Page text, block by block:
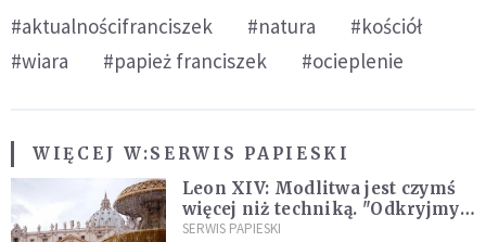
#aktualnościfranciszek #natura
#kościół
#wiara
#papież franciszek #ocieplenie
WIĘCEJ W:SERWIS PAPIESKI
Leon XIV: Modlitwa jest czymś
więcej niż techniką. "Odkryjmy
ją na nowo"
SERWIS PAPIESKI